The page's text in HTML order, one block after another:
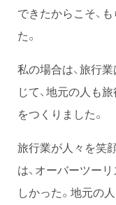
できたからこそ、
た。
私の場合は、旅行
じて、地元の人も
をつくりました。
旅行業が人々を笑
は、オーバーツー
しかった。地元の